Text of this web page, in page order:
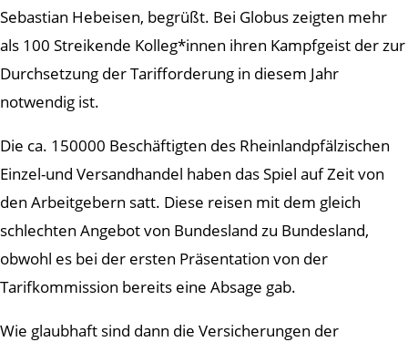
Sebastian Hebeisen, begrüßt. Bei Globus zeigten mehr
als 100 Streikende Kolleg*innen ihren Kampfgeist der zur
Durchsetzung der Tarifforderung in diesem Jahr
notwendig ist.
Die ca. 150000 Beschäftigten des Rheinlandpfälzischen
Einzel-und Versandhandel haben das Spiel auf Zeit von
den Arbeitgebern satt. Diese reisen mit dem gleich
schlechten Angebot von Bundesland zu Bundesland,
obwohl es bei der ersten Präsentation von der
Tarifkommission bereits eine Absage gab.
Wie glaubhaft sind dann die Versicherungen der